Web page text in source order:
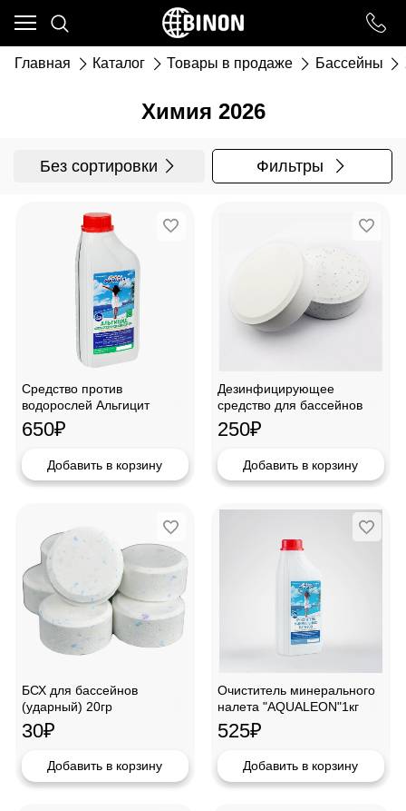
Главная Каталог Товары в продаже Бассейны
Химия 2026
Без сортировки Фильтры
Средство против
водорослей Альгицит
непенящийся "AQUALEON"
1кг
650₽
Добавить в корзину
Дезинфицирующее
средство для бассейнов
Хлор медленный 200гр
"Aqualeon"
250₽
Добавить в корзину
БСХ для бассейнов
(ударный) 20гр
"AQUALEON"
30₽
Добавить в корзину
Очиститель минерального
налета "AQUALEON"1кг
CMN1L
525₽
Добавить в корзину
Ваш город - ст. Каневская,
угадали?
ДА НЕТ